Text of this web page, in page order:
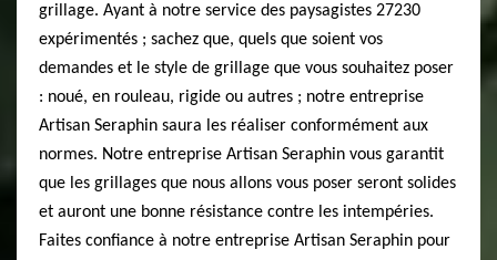
grillage. Ayant à notre service des paysagistes 27230
expérimentés ; sachez que, quels que soient vos
demandes et le style de grillage que vous souhaitez poser
: noué, en rouleau, rigide ou autres ; notre entreprise
Artisan Seraphin saura les réaliser conformément aux
normes. Notre entreprise Artisan Seraphin vous garantit
que les grillages que nous allons vous poser seront solides
et auront une bonne résistance contre les intempéries.
Faites confiance à notre entreprise Artisan Seraphin pour